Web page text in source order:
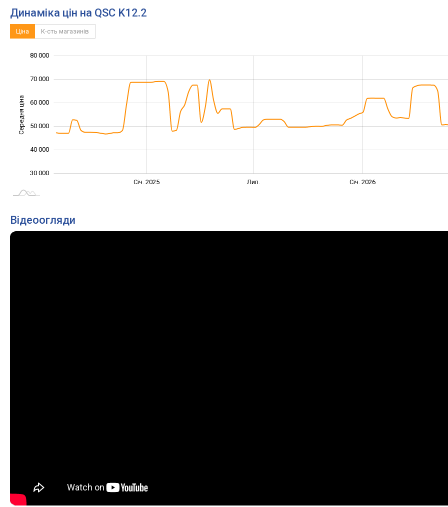
Динаміка цін на QSC K12.2
Ціна К-сть магазинів
Середня ціна
30 000
40 000
50 000
60 000
80 000
70 000
Січ. 2025 Лип. Січ. 2026
Відеоогляди